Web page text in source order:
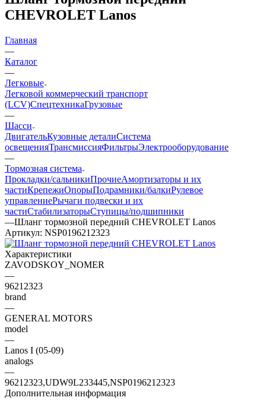
CHEVROLET Lanos
Главная
—
Каталог
—
Легковые
Легковой коммерческий транспорт
(LCV)СпецтехникаГрузовые
—
Шасси
ДвигательКузовные деталиСистема
освещенияТрансмиссияФильтрыЭлектрооборудование
—
Тормозная система
Прокладки/сальникиПрочиеАмортизаторы и их
частиКрепежиОпорыПодрамники/балкиРулевое
управлениеРычаги подвески и их
частиСтабилизаторыСтупицы/подшипники
—Шланг тормозной передний CHEVROLET Lanos
Артикул: NSP0196212323
Характеристики
ZAVODSKOY_NOMER
—
96212323
brand
—
GENERAL MOTORS
model
—
Lanos I (05-09)
analogs
—
96212323,UDW9L233445,NSP0196212323
Дополнительная информация